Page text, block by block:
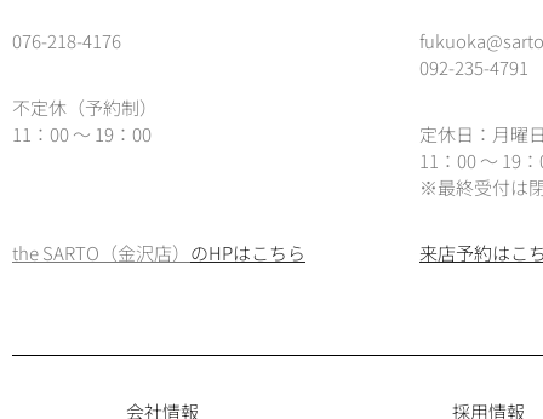
076-218-4176
不定休（予約制）
11：00 ～ 19：00
092-235-4791
定休日：月曜
11：00 ～ 19
※最終受付は
the SARTO（金沢店） のHPはこちら 来店予約はこ
会社情報 採用情報